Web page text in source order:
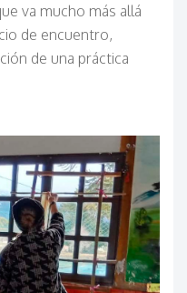
va mucho más allá
de encuentro,
de una práctica